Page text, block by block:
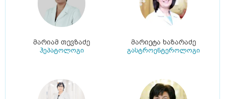
მარიამ თევზაძე
ჰეპატოლოგი
მარიეტა ხაზარაძე
გასტროენტეროლოგი